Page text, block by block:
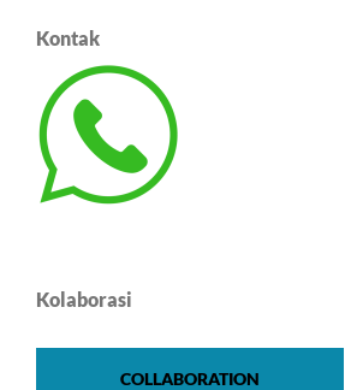
Kontak
Kolaborasi
COLLABORATION